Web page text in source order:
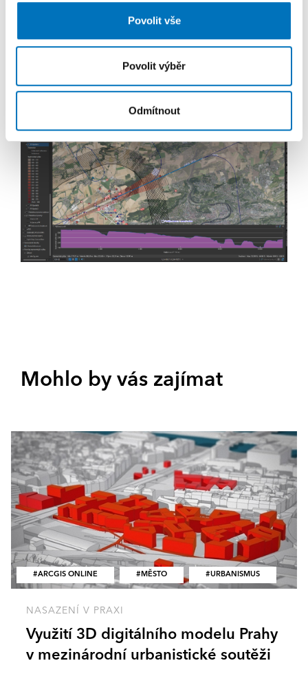
Povolit vše
Povolit výběr
Odmítnout
Mohlo by vás zajímat
ARCGIS ONLINE MĚSTO URBANISMUS
NASAZENÍ V PRAXI
Využití 3D digitálního modelu Prahy
v mezinárodní urbanistické soutěži